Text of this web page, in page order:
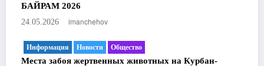
БАЙРАМ 2026
24.05.2026 imanchehov
Информация Новости Общество
Места забоя жертвенных животных на Курбан-